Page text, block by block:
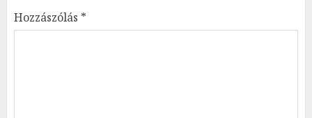
Hozzászólás *